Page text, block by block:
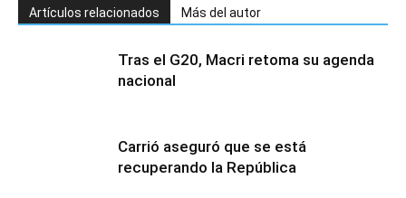
Artículos relacionados Más del autor
Tras el G20, Macri retoma su agenda
nacional
Carrió aseguró que se está
recuperando la República